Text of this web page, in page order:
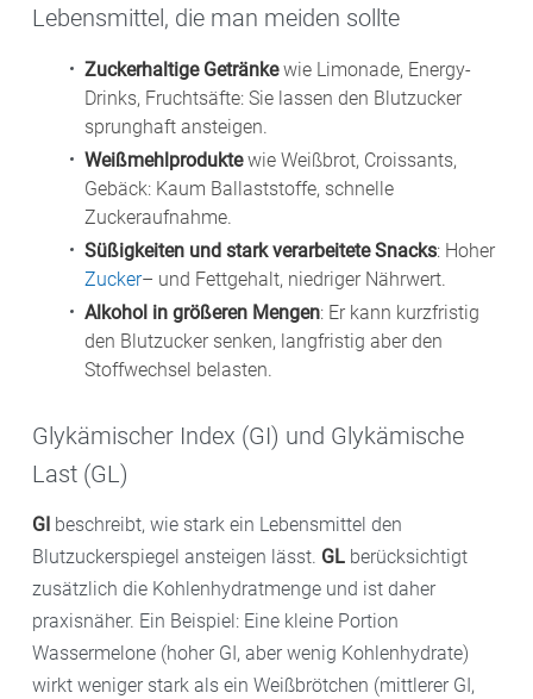
Lebensmittel, die man meiden sollte
Zuckerhaltige Getränkewie Limonade, Energy-
Drinks, Fruchtsäfte: Sie lassen den Blutzucker
sprunghaft ansteigen.
Weißmehlproduktewie Weißbrot, Croissants,
Gebäck: Kaum Ballaststoffe, schnelle
Zuckeraufnahme.
Süßigkeiten und stark verarbeitete Snacks: Hoher
Zucker– und Fettgehalt, niedriger Nährwert.
Alkohol in größeren Mengen: Er kann kurzfristig
den Blutzucker senken, langfristig aber den
Stoffwechsel belasten.
Glykämischer Index (GI) und Glykämische
Last (GL)
GI beschreibt, wie stark ein Lebensmittel den
Blutzuckerspiegel ansteigen lässt. GL berücksichtigt
zusätzlich die Kohlenhydratmenge und ist daher
praxisnäher. Ein Beispiel: Eine kleine Portion
Wassermelone (hoher GI, aber wenig Kohlenhydrate)
wirkt weniger stark als ein Weißbrötchen (mittlerer GI,